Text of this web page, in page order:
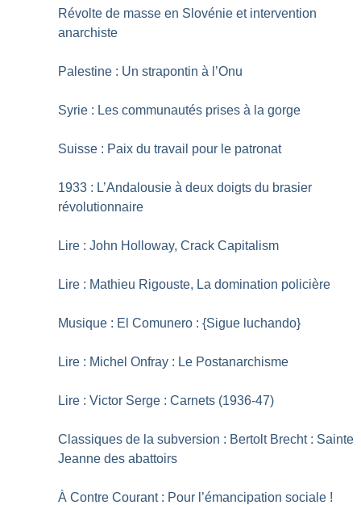
Révolte de masse en Slovénie et intervention
anarchiste
Palestine : Un strapontin à l’Onu
Syrie : Les communautés prises à la gorge
Suisse : Paix du travail pour le patronat
1933 : L’Andalousie à deux doigts du brasier
révolutionnaire
Lire : John Holloway, Crack Capitalism
Lire : Mathieu Rigouste, La domination policière
Musique : El Comunero : {Sigue luchando}
Lire : Michel Onfray : Le Postanarchisme
Lire : Victor Serge : Carnets (1936-47)
Classiques de la subversion : Bertolt Brecht : Sainte
Jeanne des abattoirs
À Contre Courant : Pour l’émancipation sociale !